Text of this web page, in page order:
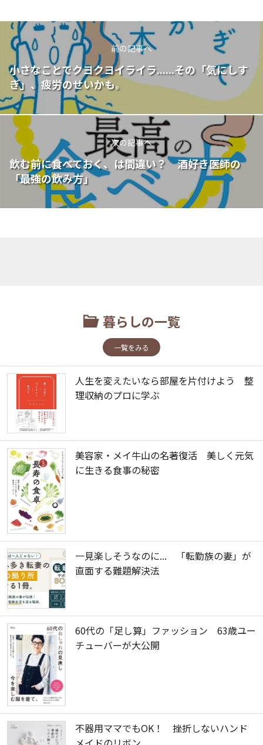
前の記事へ
小さなことでクヨクヨイライラ......その「気にしす
ぎ」、疲労のせいかも。
次の記事へ
飲む前に食べておく、は間違い？ 酒好き医師の
「最強の飲み方」
暮らしの一覧
一覧をみる
人生を変えたいなら部屋を片付けよう 整
理収納のプロに学ぶ
美容家・メイ牛山の名著復活 美しく元気
に生きる食事の秘密
一見楽しそうなのに... 「転勤族の妻」が
直面する難題解決法
60代の「足し算」ファッション 63歳ユー
チューバーが大公開
不器用ママでもOK！ 挫折しないハンド